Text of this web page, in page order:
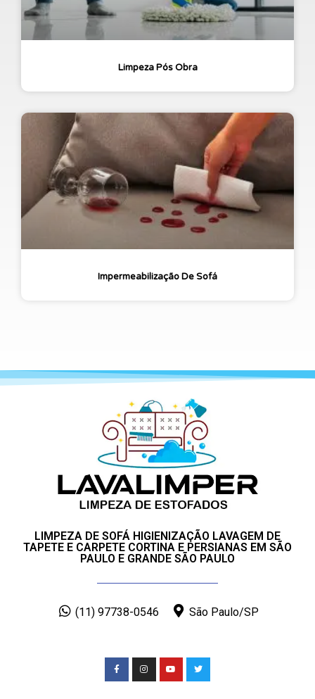
Limpeza Pós Obra
Impermeabilização De Sofá
LIMPEZA DE SOFÁ HIGIENIZAÇÃO LAVAGEM DE
TAPETE E CARPETE CORTINA E PERSIANAS EM SÃO
PAULO E GRANDE SÃO PAULO
(11) 97738-0546 São Paulo/SP